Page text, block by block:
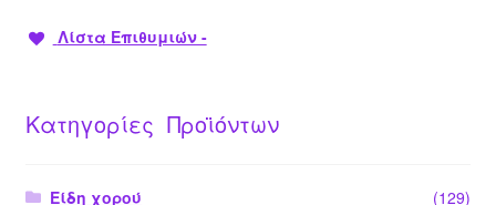
Λίστα Επιθυμιών -
Κατηγορίες Προϊόντων
Είδη χορού
(129)